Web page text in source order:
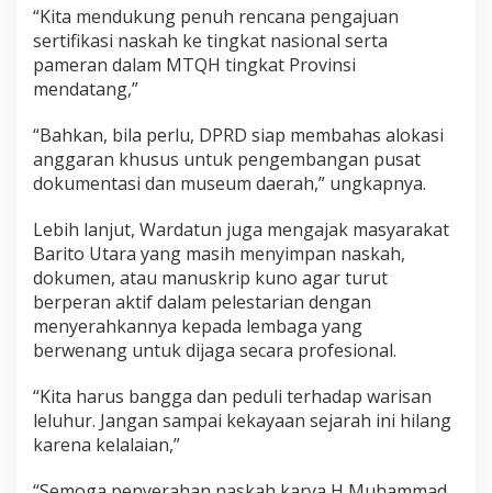
“Kita mendukung penuh rencana pengajuan
sertifikasi naskah ke tingkat nasional serta
pameran dalam MTQH tingkat Provinsi
mendatang,”
“Bahkan, bila perlu, DPRD siap membahas alokasi
anggaran khusus untuk pengembangan pusat
dokumentasi dan museum daerah,” ungkapnya.
Lebih lanjut, Wardatun juga mengajak masyarakat
Barito Utara yang masih menyimpan naskah,
dokumen, atau manuskrip kuno agar turut
berperan aktif dalam pelestarian dengan
menyerahkannya kepada lembaga yang
berwenang untuk dijaga secara profesional.
“Kita harus bangga dan peduli terhadap warisan
leluhur. Jangan sampai kekayaan sejarah ini hilang
karena kelalaian,”